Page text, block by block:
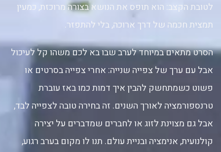
לטובת הקצב: הוא תופס את הנושא בצורה מרוכזת, כמעין
תמצית חכמה של דרך ארוכה, בלי להתפזר.
הסרט מתאים במיוחד לערב שבו בא לכם משהו קל לעיכול
אבל עם ערך של צפייה שנייה: אחרי צפייה בסרטים או
פשוט כשמתחשק להבין איך דמות כמו באז עוברת
טרנספורמציה לאורך השנים. זה בחירה טובה לצפייה לבד,
אבל גם מצוינת לזוג או לחברים שמדברים על יצירה
קולנועית, אנימציה ובניית עולם. תנו לו מקום בערב רגוע,